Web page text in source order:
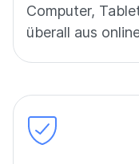
Computer,
überall aus